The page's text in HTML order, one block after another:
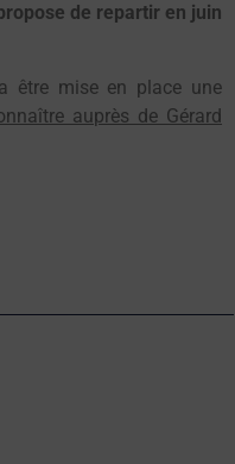
de repartir en juin
être mise en place une
auprès de Gérard